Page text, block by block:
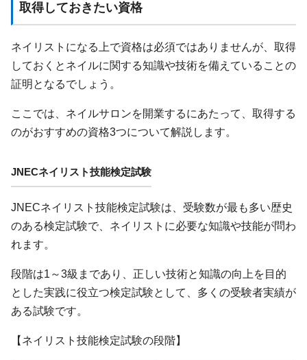
取得しておきたい資格
ネイリストになる上で資格は必須ではありませんが、取得
しておくとネイルに関する知識や技術を備えていることの
証明となるでしょう。
ここでは、ネイルサロンを開業するにあたって、取得する
のがおすすめの資格3つについて解説します。
JNECネイリスト技能検定試験
JNECネイリスト技能検定試験は、受験数が最も多い歴史
のある検定試験で、ネイリストに必要な知識や技能が問わ
れます。
段階は1～3級まであり、正しい技術と知識の向上を目的
とした実践に役立つ検定試験として、多くの受験者実績が
ある試験です。
【ネイリスト技能検定試験の段階】